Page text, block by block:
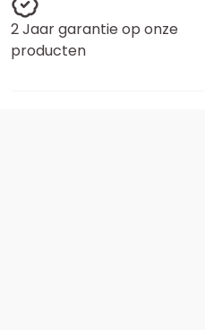
2 Jaar garantie op onze
producten